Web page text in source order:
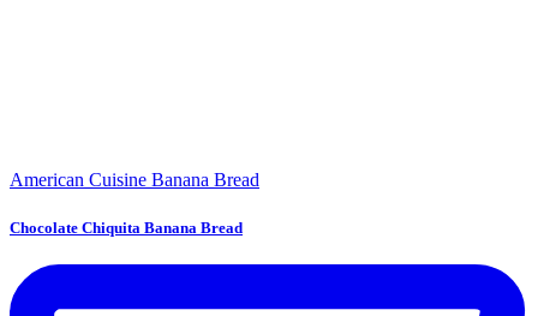
American Cuisine Banana Bread
Chocolate Chiquita Banana Bread